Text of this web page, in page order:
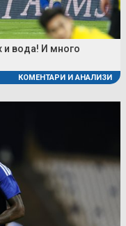
и вода! И много
КОМЕНТАРИ И АНАЛИЗИ